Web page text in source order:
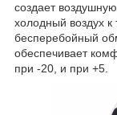
создает
холодный воздух
бесперебойный
обеспечивает
при -20, и при +5.